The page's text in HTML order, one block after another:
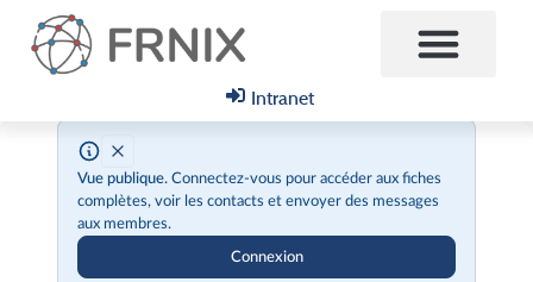
Intranet
Vue publique. Connectez-vous pour accéder aux fiches
complètes, voir les contacts et envoyer des messages
aux membres.
Connexion